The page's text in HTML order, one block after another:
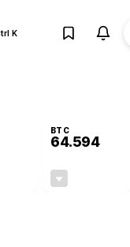
K
BTC
64.594